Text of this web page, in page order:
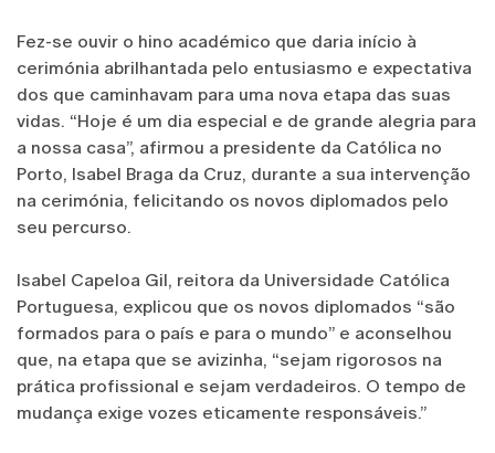
Fez-se ouvir o hino académico que daria início à
cerimónia abrilhantada pelo entusiasmo e expectativa
dos que caminhavam para uma nova etapa das suas
vidas. “Hoje é um dia especial e de grande alegria para
a nossa casa”, afirmou a presidente da Católica no
Porto, Isabel Braga da Cruz, durante a sua intervenção
na cerimónia, felicitando os novos diplomados pelo
seu percurso.
Isabel Capeloa Gil, reitora da Universidade Católica
Portuguesa, explicou que os novos diplomados “são
formados para o país e para o mundo” e aconselhou
que, na etapa que se avizinha, “sejam rigorosos na
prática profissional e sejam verdadeiros. O tempo de
mudança exige vozes eticamente responsáveis.”